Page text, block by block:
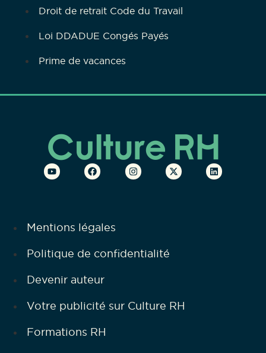
Droit de retrait Code du Travail
Loi DDADUE Congés Payés
Prime de vacances
Mentions légales
Politique de confidentialité
Devenir auteur
Votre publicité sur Culture RH
Formations RH